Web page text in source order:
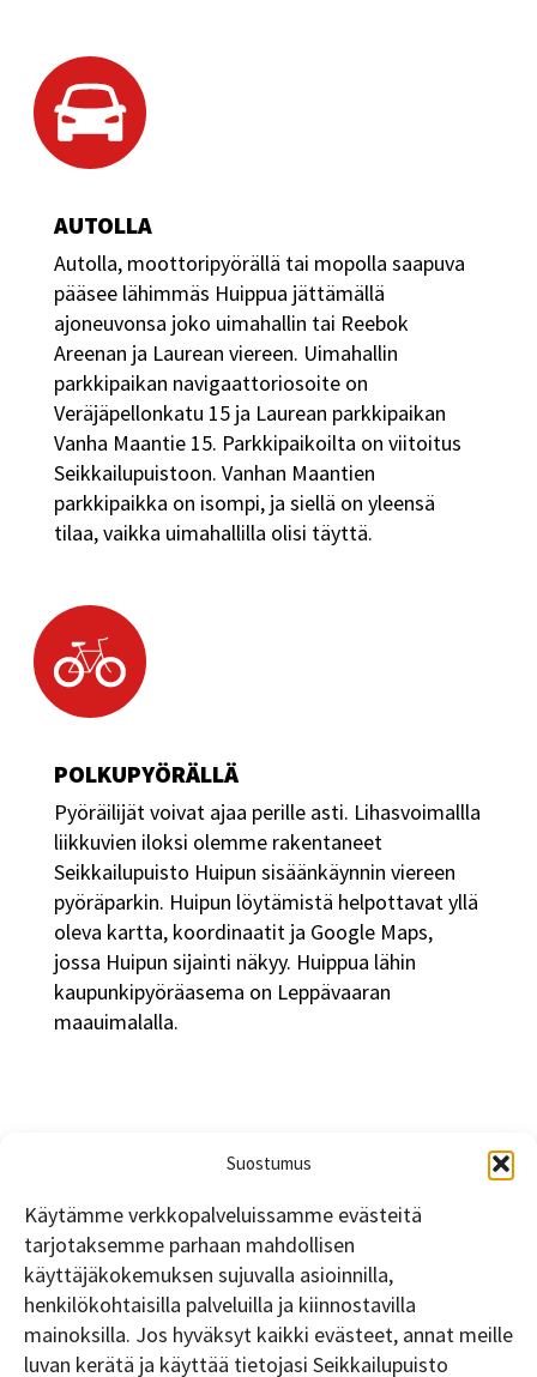
Suostumus
Käytämme verkkopalveluissamme evästeitä
tarjotaksemme parhaan mahdollisen
käyttäjäkokemuksen sujuvalla asioinnilla,
henkilökohtaisilla palveluilla ja kiinnostavilla
mainoksilla. Jos hyväksyt kaikki evästeet, annat meille
luvan kerätä ja käyttää tietojasi Seikkailupuisto
AUTOLLA
Autolla, moottoripyörällä tai mopolla saapuva
pääsee lähimmäs Huippua jättämällä
ajoneuvonsa joko uimahallin tai Reebok
Areenan ja Laurean viereen. Uimahallin
parkkipaikan navigaattoriosoite on
Veräjäpellonkatu 15 ja Laurean parkkipaikan
Vanha Maantie 15. Parkkipaikoilta on viitoitus
Seikkailupuistoon. Vanhan Maantien
parkkipaikka on isompi, ja siellä on yleensä
tilaa, vaikka uimahallilla olisi täyttä.
POLKUPYÖRÄLLÄ
Pyöräilijät voivat ajaa perille asti. Lihasvoimallla
liikkuvien iloksi olemme rakentaneet
Seikkailupuisto Huipun sisäänkäynnin viereen
pyöräparkin. Huipun löytämistä helpottavat yllä
oleva kartta, koordinaatit ja Google Maps,
jossa Huipun sijainti näkyy. Huippua lähin
kaupunkipyöräasema on Leppävaaran
maauimalalla.